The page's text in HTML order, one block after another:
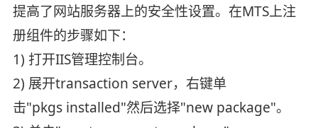
提高了网站服务器上的安全性设置。在MTS上注
册组件的步骤如下：
1) 打开IIS管理控制台。
2) 展开transaction server，右键单
击"pkgs installed"然后选择"new package"。